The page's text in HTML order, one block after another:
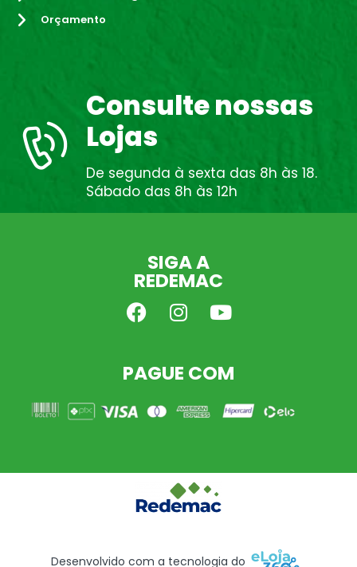
Orçamento
Consulte nossas
Lojas
De segunda à sexta das 8h às 18.
Sábado das 8h às 12h
SIGA A
REDEMAC
PAGUE COM
Desenvolvido com a tecnologia do